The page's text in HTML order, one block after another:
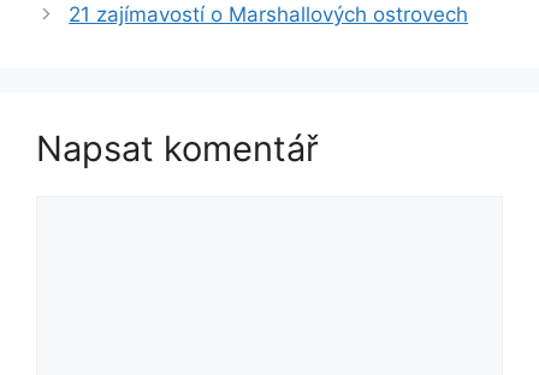
21 zajímavostí o Marshallových ostrovech
Napsat komentář